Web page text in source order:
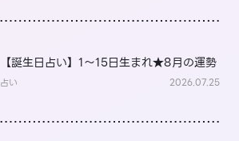
【誕生日占い】1～15日生まれ★8月の運勢
占い 2026.07.25